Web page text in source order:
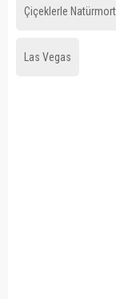
Çiçeklerle Natürmort
Las Vegas